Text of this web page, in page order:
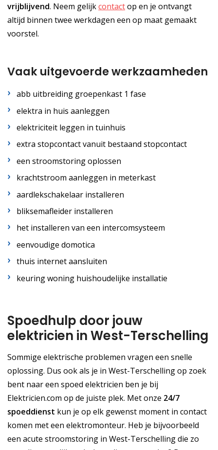
vrijblijvend. Neem gelijkcontactop en je ontvangt
altijd binnen twee werkdagen een op maat gemaakt
voorstel.
Vaak uitgevoerde werkzaamheden
abb uitbreiding groepenkast 1 fase
elektra in huis aanleggen
elektriciteit leggen in tuinhuis
extra stopcontact vanuit bestaand stopcontact
een stroomstoring oplossen
krachtstroom aanleggen in meterkast
aardlekschakelaar installeren
bliksemafleider installeren
het installeren van een intercomsysteem
eenvoudige domotica
thuis internet aansluiten
keuring woning huishoudelijke installatie
Spoedhulp door jouw
elektricien in West-Terschelling
Sommige elektrische problemen vragen een snelle
oplossing. Dus ook als je in West-Terschelling op zoek
bent naar een spoed elektricien ben je bij
Elektricien.com op de juiste plek. Met onze 24/7
spoeddienst kun je op elk gewenst moment in contact
komen met een elektromonteur. Heb je bijvoorbeeld
een acute stroomstoring in West-Terschelling die zo